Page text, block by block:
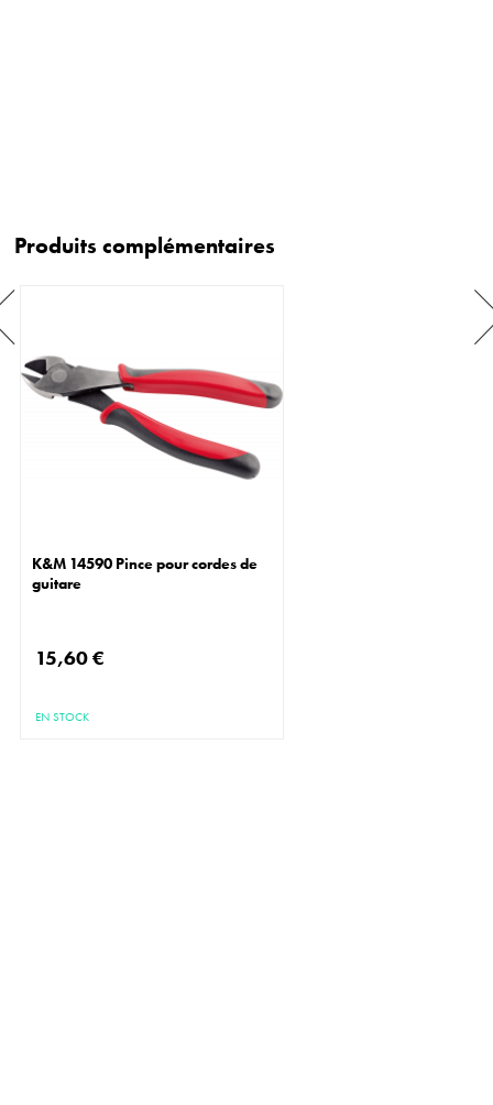
Produits complémentaires
K&M 14590 Pince pour cordes de
guitare
15,60 €
EN STOCK